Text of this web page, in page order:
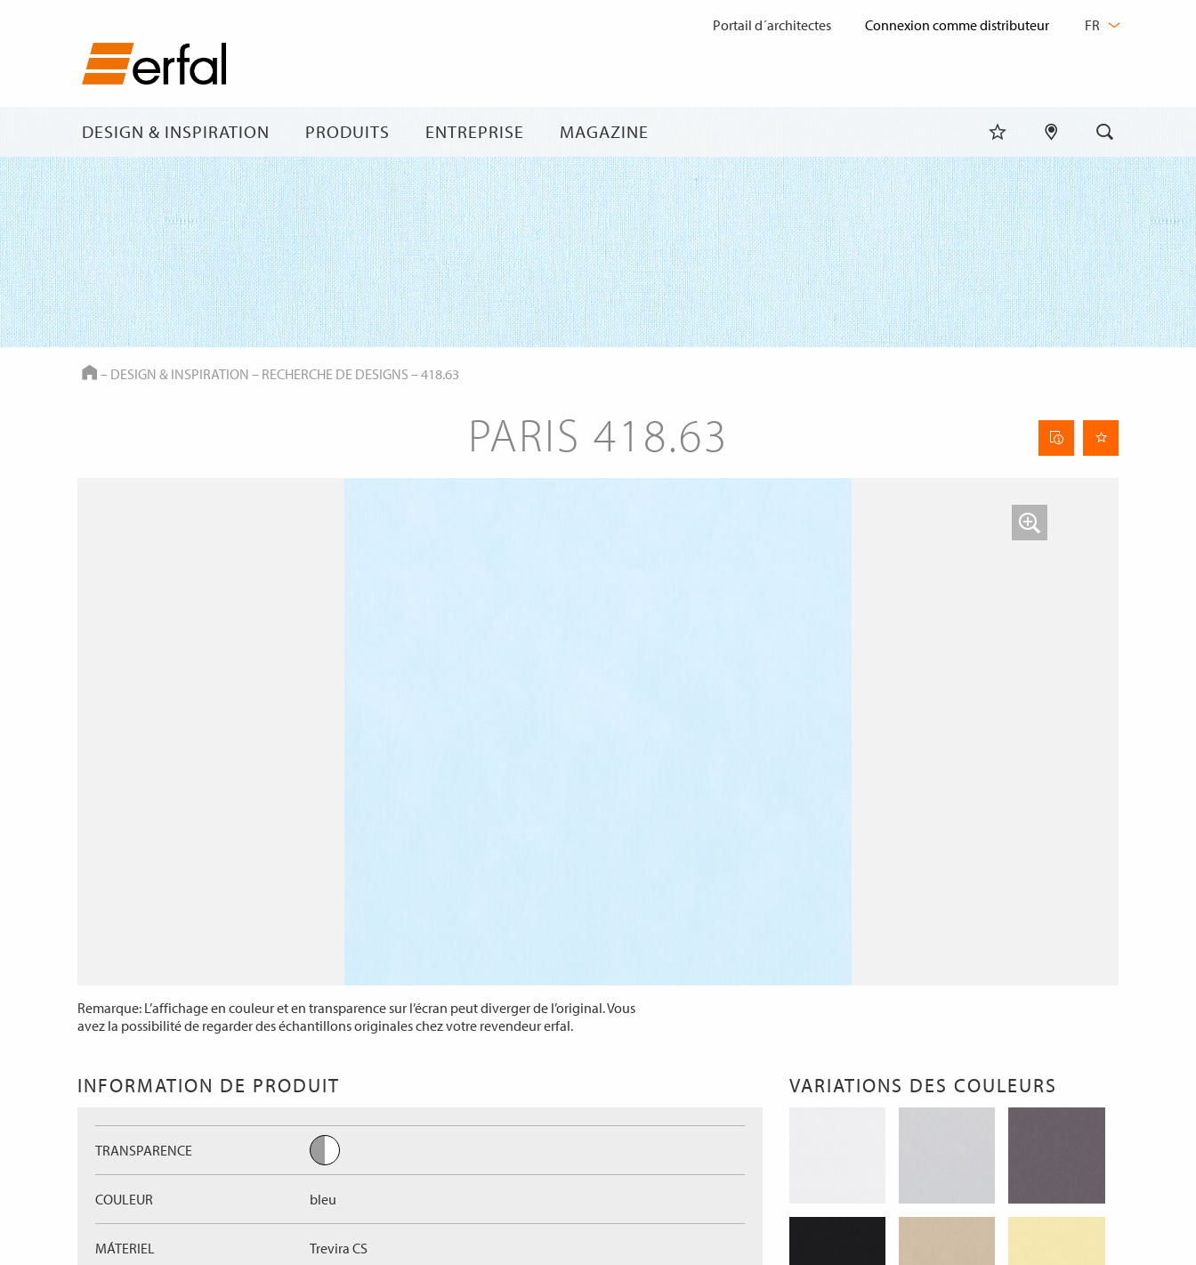
DESIGN & INSPIRATION PRODUITS ENTREPRISE MAGAZINE
Portail d´architectes FR
HOME
– DESIGN & INSPIRATION – RECHERCHE DE DESIGNS –418.63
PARIS 418.63
Fiche
technique
du tissu
Remarque: L’affichage en couleur et en transparence sur l’écran peut diverger de l’original. Vous
avez la possibilité de regarder des échantillons originales chez votre revendeur erfal.
INFORMATION DE PRODUIT
TRANSPARENCE
COULEUR bleu
MÁTERIEL Trevira CS
VARIATIONS DES COULEURS